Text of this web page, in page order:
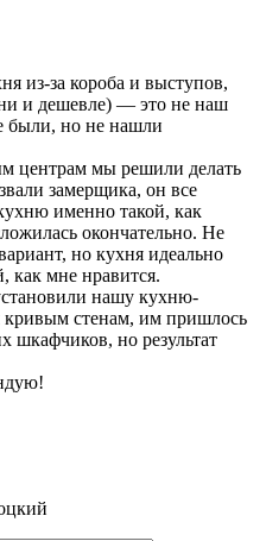
из-за короба и выступов,
и дешевле) — это не наш
были, но не нашли
центрам мы решили делать
замерщика, он все
именно такой, как
окончательно. Не
но кухня идеально
как мне нравится.
нашу кухню-
кривым стенам, им пришлось
шкафчиков, но результат